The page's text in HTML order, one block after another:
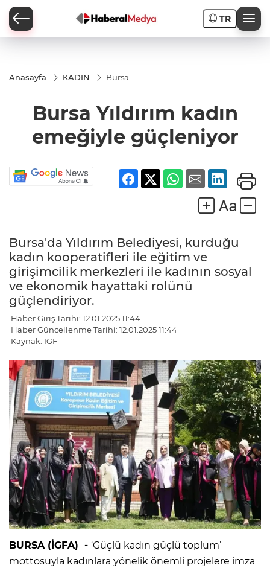
TR
Anasayfa KADIN
Bursa
emeğiyle
güçleniyor
Bursa Yıldırım kadın
emeğiyle güçleniyor
Bursa'da Yıldırım Belediyesi, kurduğu
kadın kooperatifleri ile eğitim ve
girişimcilik merkezleri ile kadının sosyal
ve ekonomik hayattaki rolünü
güçlendiriyor.
Haber Giriş Tarihi: 12.01.2025 11:44
Haber Güncellenme Tarihi: 12.01.2025 11:44
Kaynak: IGF
BURSA (İGFA) - ‘Güçlü kadın güçlü toplum’
mottosuyla kadınlara yönelik önemli projelere imza